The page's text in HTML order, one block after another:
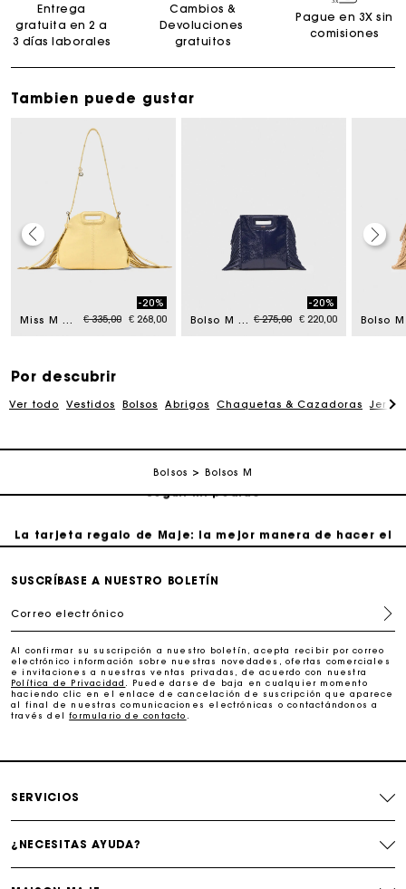
Entrega
gratuita en 2 a
3 días laborales
Cambios &
Devoluciones
gratuitos
Pague en 3X sin
comisiones
Tambien puede gustar
Miss M mini cuero craquelado mate Price reduced from
€ 335,00to
-20%
€ 268,00
Bolso M Mini de cuero naplak Price reduced from
€ 275,00to
-20%
€ 220,00
Por descubrir
Ver todo Vestidos Bolsos Abrigos Chaquetas & Cazadoras
Bolsos Bolsos M
La tarjeta regalo de Maje: la mejor manera de hacer el
Paga en 3 cuotas sin comisiones
La tarjeta regalo de Maje: la mejor manera de hacer el
regalo perfecto
Entrega a domicilio ofrecida dentro de 2-3 días
Cambios & Devoluciones gratuitos
SUSCRÍBASE A NUESTRO BOLETÍN
Correo electrónico
Al confirmar su suscripción a nuestro boletín, acepta recibir por correo
electrónico información sobre nuestras novedades, ofertas comerciales
e invitaciones a nuestras ventas privadas, de acuerdo con nuestra
Política de Privacidad
. Puede darse de baja en cualquier momento
haciendo clic en el enlace de cancelación de suscripción que aparece
al final de nuestras comunicaciones electrónicas o contactándonos a
través delformulario de contacto
SERVICIOS
¿NECESITAS AYUDA?